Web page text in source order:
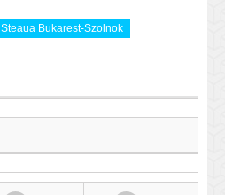
Steaua Bukarest-Szolnok